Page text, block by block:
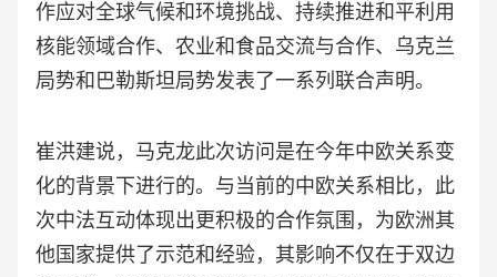
作应对全球气候和环境挑战、持续推进和平利用
核能领域合作、农业和食品交流与合作、乌克兰
局势和巴勒斯坦局势发表了一系列联合声明。
崔洪建说，马克龙此次访问是在今年中欧关系变
化的背景下进行的。与当前的中欧关系相比，此
次中法互动体现出更积极的合作氛围，为欧洲其
他国家提供了示范和经验，其影响不仅在于双边